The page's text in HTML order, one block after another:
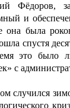
Фёдоров,
и
она была
спустя
это было
с
случился